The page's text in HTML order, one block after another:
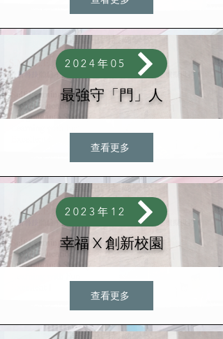
2024年05
最強守「門」人
查看更多
2023年12
幸福 X 創新校園
查看更多